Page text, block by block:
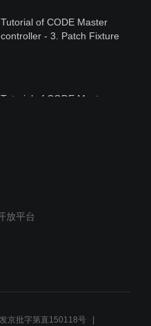
Tutorial of CODE Master
controller - 3. Patch Fixture
Tutorial of CODE Master
放平台
京批字第直150118号